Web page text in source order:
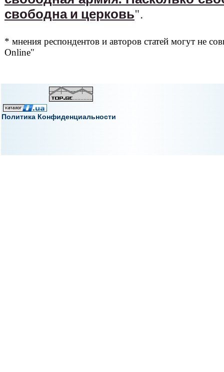
свободна и церковь".
* мнения респондентов и авторов статей могут не
Online"
Политика Конфиденциальности